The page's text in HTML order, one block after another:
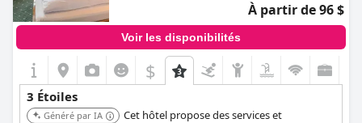
À partir de 96 $
Voir les disponibilités
$
3 Étoiles
Généré par IA
Cet hôtel propose des services et